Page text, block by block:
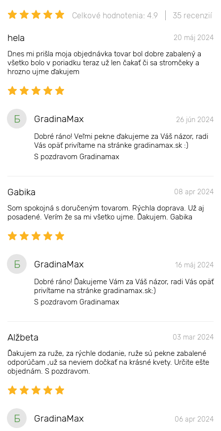
Celkové hodnotenia: 4.9 35 recenzií
hela 20 máj 2024
Dnes mi prišla moja objednávka tovar bol dobre zabalený a
všetko bolo v poriadku teraz už len čakať či sa stromčeky a
hrozno ujme ďakujem
Б GradinaMax 26 jún 2024
Dobré ráno! Veľmi pekne ďakujeme za Váš názor, radi
Vás opäť privítame na stránke gradinamax.sk :)
S pozdravom Gradinamax
Gabika 08 apr 2024
Som spokojná s doručeným tovarom. Rýchla doprava. Už aj
posadené. Verím že sa mi všetko ujme. Ďakujem. Gabika
Б GradinaMax 16 máj 2024
Dobré ráno! Ďakujeme Vám za Váš názor, radi Vás opäť
privítame na stránke gradinamax.sk:)
S pozdravom Gradinamax
Alžbeta 03 mar 2024
Ďakujem za ruže, za rýchle dodanie, ruže sú pekne zabalené
odporúčam ,už sa neviem dočkať na krásné kvety. Určite ešte
objednám. S pozdravom.
Б GradinaMax 06 apr 2024